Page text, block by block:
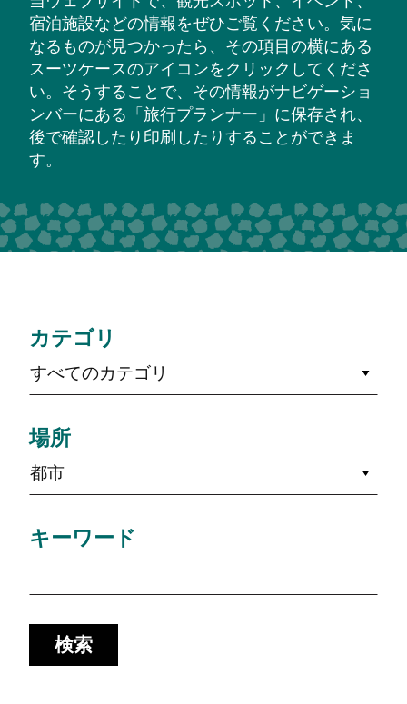
宿泊施設などの情報をぜひご覧ください。気に
なるものが見つかったら、その項目の横にある
スーツケースのアイコンをクリックしてくださ
い。そうすることで、その情報がナビゲーショ
ンバーにある「旅行プランナー」に保存され、
後で確認したり印刷したりすることができま
す。
カテゴリ
すべてのカテゴリ
場所
都市
キーワード
検索